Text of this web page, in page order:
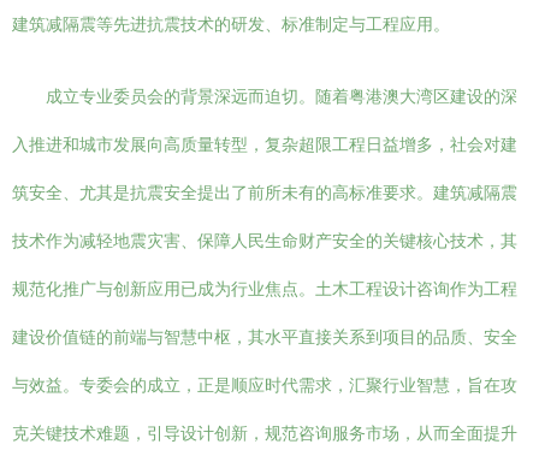
建筑减隔震等先进抗震技术的研发、标准制定与工程应用。
成立专业委员会的背景深远而迫切。随着粤港澳大湾区建设的深
入推进和城市发展向高质量转型，复杂超限工程日益增多，社会对建
筑安全、尤其是抗震安全提出了前所未有的高标准要求。建筑减隔震
技术作为减轻地震灾害、保障人民生命财产安全的关键核心技术，其
规范化推广与创新应用已成为行业焦点。土木工程设计咨询作为工程
建设价值链的前端与智慧中枢，其水平直接关系到项目的品质、安全
与效益。专委会的成立，正是顺应时代需求，汇聚行业智慧，旨在攻
克关键技术难题，引导设计创新，规范咨询服务市场，从而全面提升